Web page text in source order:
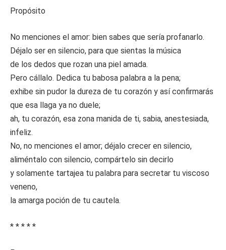
Propósito
No menciones el amor: bien sabes que sería profanarlo.
Déjalo ser en silencio, para que sientas la música
de los dedos que rozan una piel amada.
Pero cállalo. Dedica tu babosa palabra a la pena;
exhibe sin pudor la dureza de tu corazón y así confirmarás
que esa llaga ya no duele;
ah, tu corazón, esa zona manida de ti, sabia, anestesiada,
infeliz.
No, no menciones el amor; déjalo crecer en silencio,
aliméntalo con silencio, compártelo sin decirlo
y solamente tartajea tu palabra para secretar tu viscoso
veneno,
la amarga poción de tu cautela.
* * * * *